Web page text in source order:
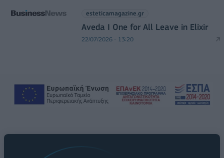
esteticamagazine.gr
Aveda I One for All Leave in Elixir
22/07/2026 - 13:20